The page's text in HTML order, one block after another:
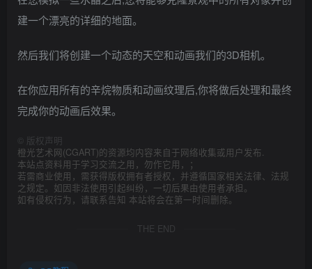
建一个漂亮的详细的地面。
然后我们将创建一个动态的天空和动画我们的3D相机。
在你应用所有的辛烷物质和动画纹理后,你将做后处理和最终
完成你的动画后效果。
版权声明
橙光艺术网(CGART)的资源均内容来自于网络收集或用户发布.
本站点资料用于学习交流之用，勿作它用，；
若需商业使用，需获得版权拥有者授权，并遵循国家相关法律、法规
之规定。如因非法使用引起纠纷，一切后果由使用者承担。
如有侵权行为，请联系告知 本站将会在第一时间删除。
THE END